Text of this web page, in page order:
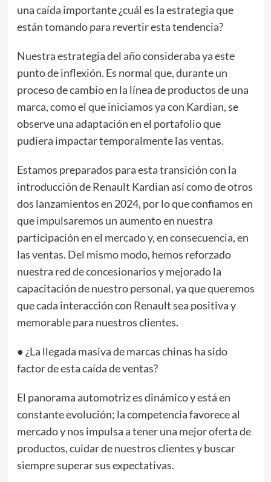
una caída importante ¿cuál es la estrategia que
están tomando para revertir esta tendencia?
Nuestra estrategia del año consideraba ya este
punto de inflexión. Es normal que, durante un
proceso de cambio en la línea de productos de una
marca, como el que iniciamos ya con Kardian, se
observe una adaptación en el portafolio que
pudiera impactar temporalmente las ventas.
Estamos preparados para esta transición con la
introducción de Renault Kardian así como de otros
dos lanzamientos en 2024, por lo que confiamos en
que impulsaremos un aumento en nuestra
participación en el mercado y, en consecuencia, en
las ventas. Del mismo modo, hemos reforzado
nuestra red de concesionarios y mejorado la
capacitación de nuestro personal, ya que queremos
que cada interacción con Renault sea positiva y
memorable para nuestros clientes.
● ¿La llegada masiva de marcas chinas ha sido
factor de esta caída de ventas?
El panorama automotriz es dinámico y está en
constante evolución; la competencia favorece al
mercado y nos impulsa a tener una mejor oferta de
productos, cuidar de nuestros clientes y buscar
siempre superar sus expectativas.